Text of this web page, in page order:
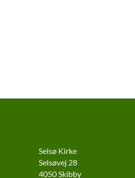
Selsø Kirke
Selsøvej 28
4050 Skibby